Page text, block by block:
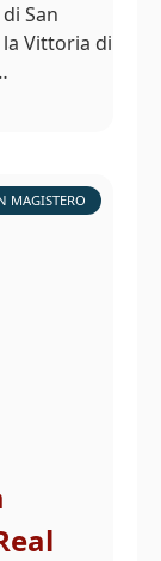
San
Vittoria di
MAGISTERO